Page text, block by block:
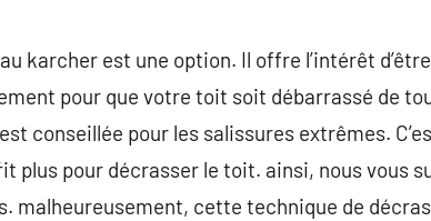
karcher est une option. Il offre l’intérêt
pour que votre toit soit débarrassé de
conseillée pour les salissures extrêmes.
plus pour décrasser le toit. ainsi, nous vous
malheureusement, cette technique de